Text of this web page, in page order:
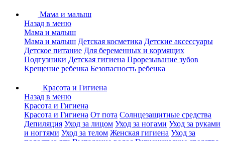
Мама и малыш
Назад в меню
Мама и малыш
Мама и малыш Детская косметика Детские аксессуары
Детское питание Для беременных и кормящих
Подгузники Детская гигиена Прорезывание зубов
Крещение ребенка Безопасность ребенка
Красота и Гигиена
Назад в меню
Красота и Гигиена
Красота и Гигиена От пота Солнцезащитные средства
Депиляция Уход за лицом Уход за ногами Уход за руками
и ногтями Уход за телом Женская гигиена Уход за